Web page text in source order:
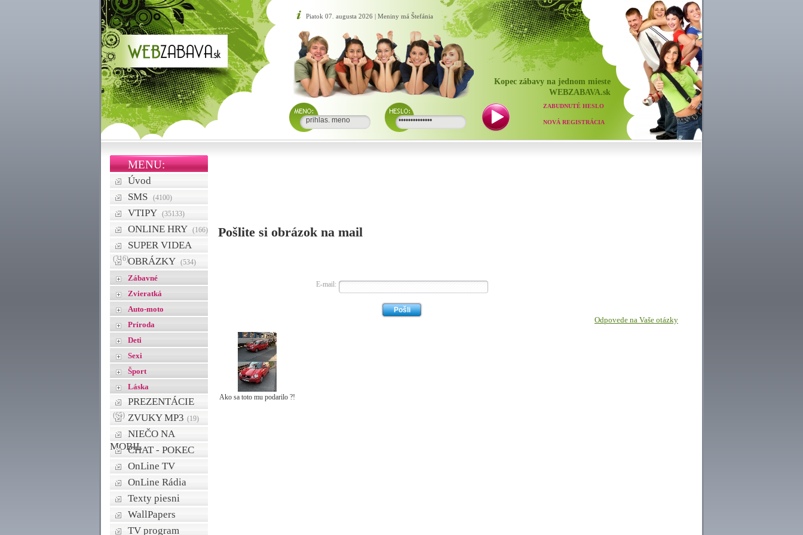
Piatok 07. augusta 2026 | Meniny má Štefánia
Kopec zábavy na jednom mieste
WEBZABAVA.sk
ZABUDNUTÉ HESLO
NOVÁ REGISTRÁCIA
MENU:
Úvod
SMS
(4100)
VTIPY (35133)
ONLINE HRY (166)
SUPER VIDEA
(316)OBRÁZKY (534)
Zábavné
Zvieratká
Auto-moto
Príroda
Deti
Sexi
Šport
Láska
PREZENTÁCIE
(65) ZVUKY MP3 (19)
NIEČO NA
MOBILCHAT - POKEC
OnLine TV
OnLine Rádia
Texty piesni
WallPapers
TV program
Pošlite si obrázok na mail
E-mail:
Ako sa toto mu podarilo ?!
Odpovede na Vaše otázky